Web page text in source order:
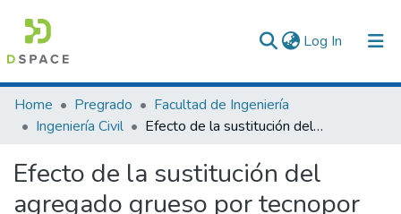
Log In (current)
Communities & Collections
All of DSpace
Statistics
Home Pregrado
Facultad de Ingeniería
Ingeniería Civil
Efecto de la sustitución del agregado grueso por tecnopor en la densidad y resistencia del concreto
Efecto de la sustitución del
agregado grueso por tecnopor